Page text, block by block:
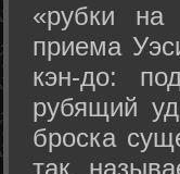
«рубки на
приема
кэн-до:
рубящий
броска
так